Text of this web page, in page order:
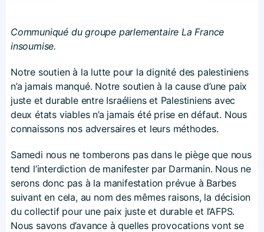
Communiqué du groupe parlementaire La France
insoumise.
Notre soutien à la lutte pour la dignité des palestiniens
n’a jamais manqué. Notre soutien à la cause d’une paix
juste et durable entre Israéliens et Palestiniens avec
deux états viables n’a jamais été prise en défaut. Nous
connaissons nos adversaires et leurs méthodes.
Samedi nous ne tomberons pas dans le piège que nous
tend l’interdiction de manifester par Darmanin. Nous ne
serons donc pas à la manifestation prévue à Barbes
suivant en cela, au nom des mêmes raisons, la décision
du collectif pour une paix juste et durable et l’AFPS.
Nous savons d’avance à quelles provocations vont se